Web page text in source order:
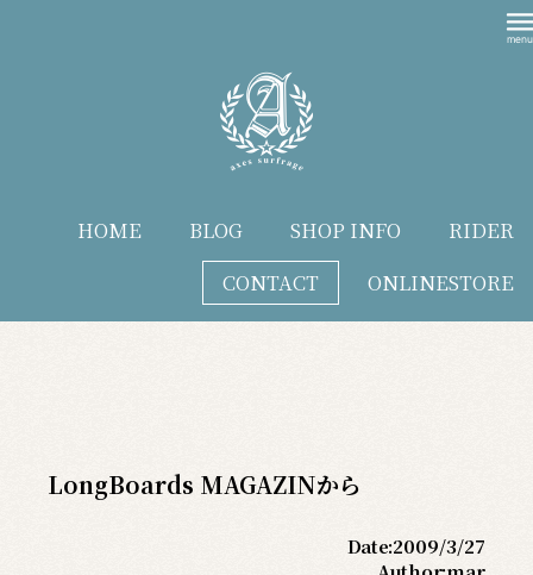
HOME BLOG SHOP INFO
RIDER
CONTACT
ONLINESTORE
LongBoards MAGAZINから
Date:2009/3/27